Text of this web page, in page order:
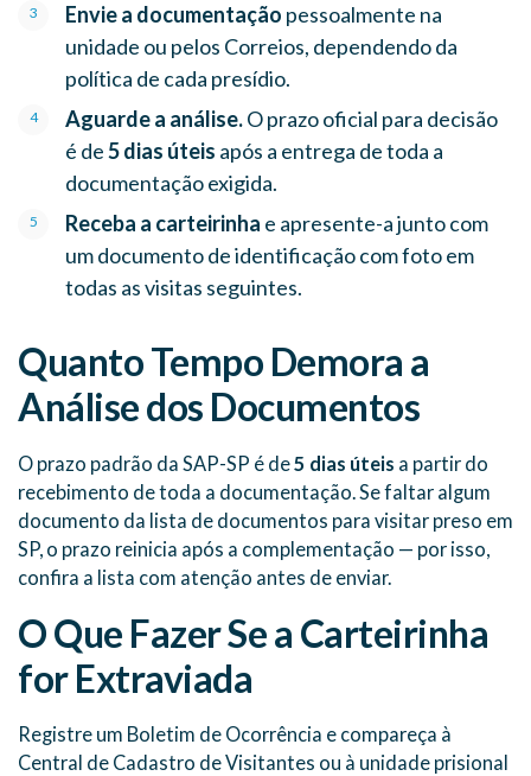
Envie a documentação pessoalmente na
unidade ou pelos Correios, dependendo da
política de cada presídio.
Aguarde a análise.O prazo oficial para decisão
é de5 dias úteis após a entrega de toda a
documentação exigida.
Receba a carteirinha e apresente-a junto com
um documento de identificação com foto em
todas as visitas seguintes.
Quanto Tempo Demora a
Análise dos Documentos
O prazo padrão da SAP-SP é de5 dias úteis a partir do
recebimento de toda a documentação. Se faltar algum
documento da lista de documentos para visitar preso em
SP, o prazo reinicia após a complementação — por isso,
confira a lista com atenção antes de enviar.
O Que Fazer Se a Carteirinha
for Extraviada
Registre um Boletim de Ocorrência e compareça à
Central de Cadastro de Visitantes ou à unidade prisional